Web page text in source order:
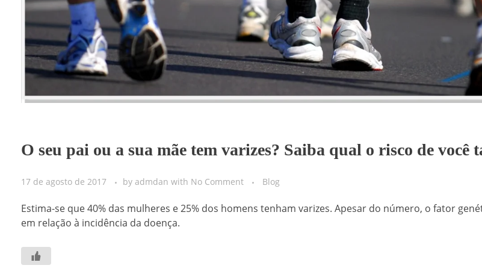
O seu pai ou a sua mãe tem varizes? Saiba qual o risco de você
17 de agosto de 2017 by admdan with No Comment Blog
Estima-se que 40% das mulheres e 25% dos homens tenham varizes. Apesar do número, o fator
em relação à incidência da doença.